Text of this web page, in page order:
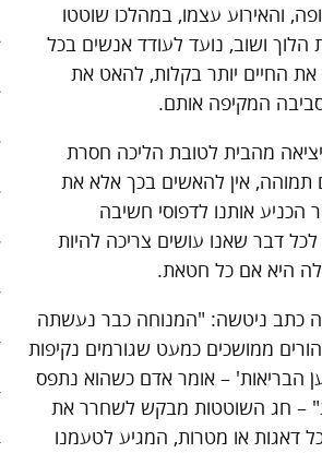
כלכלה
פוליטיקה
101 דרכים להאט את החיים
צעדים ראשונים בסלואו פוד
המינימליסטים
סיפורי האטה
והאירוע עצמו, במהלכו שוטטו
ושוב, נועד לעודד אנשים בכל
החיים יותר בקלות, להאט את
המקיפה אותם.
מהבית לטובת הליכה חסרת
אין להאשים בכך אלא את
הכניע אותנו לדפוסי חשיבה
דבר שאנו עושים צריכה להיות
היא אם כל חטאת.
ניטשה: "המנוחה כבר נעשתה
ממושכים כמעט שגורמים נקיפות
הבריאות' – אומר אדם כשהוא נתפס
– חג השוטטות מבקש לשחרר את
דאגות או מטרות, המגיע לטעמנו